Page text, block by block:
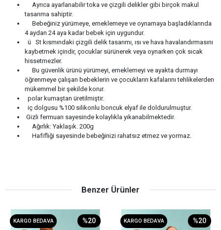
Ayrıca ayarlanabilir toka ve çizgili delikler gibi birçok makul
tasarıma sahiptir.
Bebeğiniz yürümeye, emeklemeye ve oynamaya başladıklarında
4 aydan 24 aya kadar bebek için uygundur.
ü St kısmındaki çizgili delik tasarımı, ısı ve hava havalandırmasını
kaybetmek içindir, çocuklar sürünerek veya oynarken çok sıcak
hissetmezler.
Bu güvenlik ürünü yürümeyi, emeklemeyi ve ayakta durmayı
öğrenmeye çalışan bebeklerin ve çocukların kafalarını tehlikelerden
mükemmel bir şekilde korur.
polar kumaştan üretilmiştir.
iç dolgusu %100 silikonlu boncuk elyaf ile doldurulmuştur.
Gizli fermuarı sayesinde kolaylıkla yıkanabilmektedir.
Ağırlık: Yaklaşık. 200g
Hafifliği sayesinde bebeğinizi rahatsız etmez ve yormaz.
Benzer Ürünler
KARGO BEDAVA %20 KARGO BEDAVA %20